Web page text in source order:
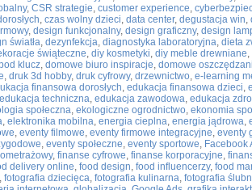
, CSR strategie, customer experience,
, czas wolny dzieci, data center, degustacja win,
, design funkcjonalny, design graficzny, design
światła, dezynfekcja, diagnostyka laboratoryjna, dieta
świąteczne, diy kosmetyki, diy meble drewniane,
klucz, domowe biuro inspiracje, domowe
, druk 3d hobby, druk cyfrowy, drzewnictwo, e-learning
finansowa dorosłych, edukacja finansowa dzieci,
edukacja techniczna, edukacja zawodowa, edukacja
społeczna, ekologiczne ogrodnictwo, ekonomia
, elektronika mobilna, energia cieplna, energia jądrowa,
, eventy filmowe, eventy firmowe integracyjne, eventy
, eventy społeczne, eventy sportowe, Facebook
, finanse cyfrowe, finanse korporacyjne,
delivery online, food design, food influencerzy, food
, fotografia dziecięca, fotografia kulinarna, fotografia